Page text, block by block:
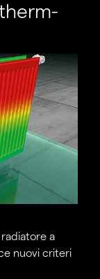
a
nuovi criteri